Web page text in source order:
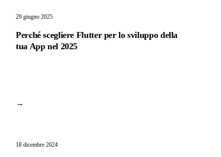
29 giugno 2025
Perché scegliere Flutter per lo sviluppo della
tua App nel 2025
→
18 dicembre 2024